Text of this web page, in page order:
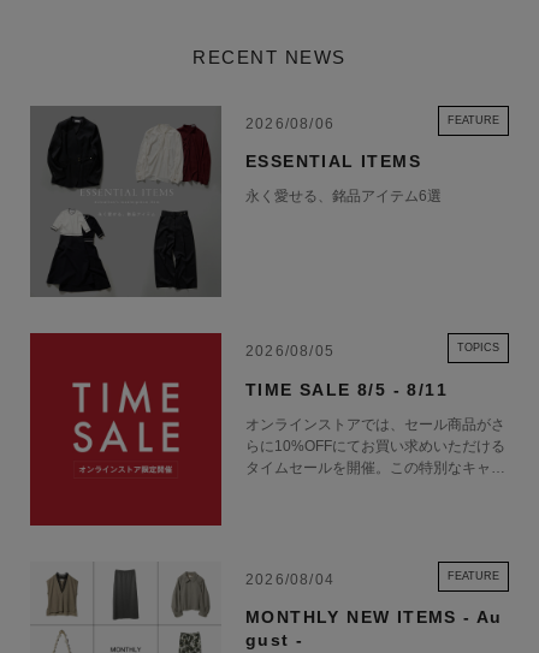
RECENT NEWS
2026/08/06 FEATURE
ESSENTIAL ITEMS
永く愛せる、銘品アイテム6選
2026/08/05 TOPICS
TIME SALE 8/5 - 8/11
オンラインストアでは、セール商品がさ
らに10%OFFにてお買い求めいただける
タイムセールを開催。この特別なキャン
2026/08/04 FEATURE
MONTHLY NEW ITEMS - Au
gust -